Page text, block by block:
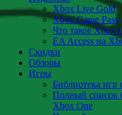
Xbox Live Gold
Xbox Game Pass
Что такое Xbox
EA Access на
Скидки
Обзоры
Игры
Библиотека игр
Полный список
Xbox One